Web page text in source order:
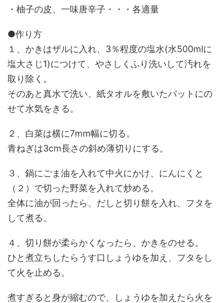
・柚子の皮、一味唐辛子・・・各適量
●作り方
１、かきはザルに入れ、3％程度の塩水(水500mlに
塩大さじ1)につけて、やさしくふり洗いして汚れを
取り除く。
そのあと真水で洗い、紙タオルを敷いたバットにの
せて水気をきる。
２、白菜は横に7mm幅に切る。
青ねぎは3cm長さの斜め薄切りにする。
３、鍋にごま油を入れて中火にかけ、にんにくと
（２）で切った野菜を入れて炒める。
全体に油が回ったら、だしと切り餅を入れ、フタを
して煮る。
４、切り餅が柔らかくなったら、かきをのせる。
ひと煮立ちしたらうす口しょうゆを加え、フタをし
て火を止める。
煮すぎると身が縮むので、しょうゆを加えたら火を